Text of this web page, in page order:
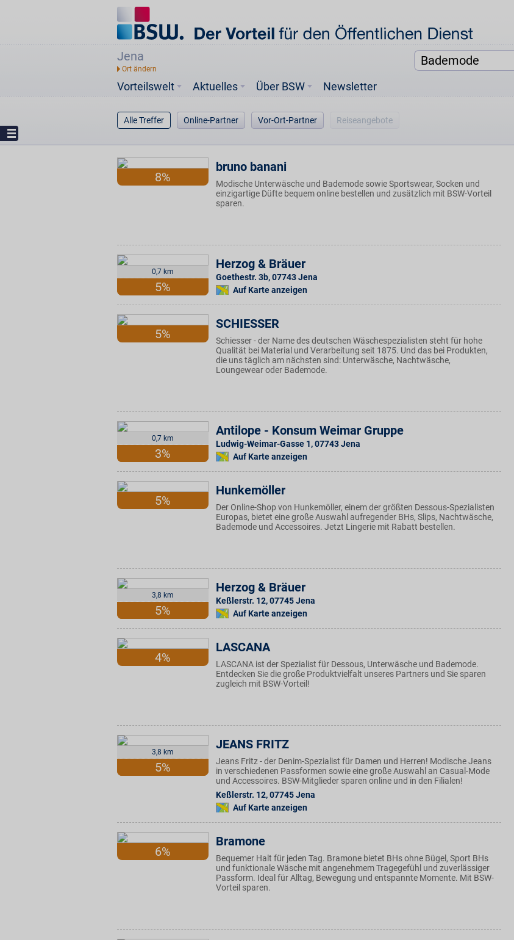
Jena
Vorteilswelt Aktuelles Über BSW Newsletter
Alle Treffer Online-Partner Vor-Ort-Partner Reiseangebote
8%
bruno banani
Modische Unterwäsche und Bademode sowie Sportswear, Socken und
einzigartige Düfte bequem online bestellen und zusätzlich mit BSW-Vorteil
sparen.
0,7 km
5%
Herzog & Bräuer
Goethestr. 3b,07743Jena
Auf Karte anzeigen
5%
SCHIESSER
Schiesser - der Name des deutschen Wäschespezialisten steht für hohe
Qualität bei Material und Verarbeitung seit 1875. Und das bei Produkten,
die uns täglich am nächsten sind: Unterwäsche, Nachtwäsche,
Loungewear oder Bademode.
0,7 km
3%
Antilope - Konsum Weimar Gruppe
Ludwig-Weimar-Gasse 1,07743Jena
Auf Karte anzeigen
5%
Hunkemöller
Der Online-Shop von Hunkemöller, einem der größten Dessous-Spezialisten
Europas, bietet eine große Auswahl aufregender BHs, Slips, Nachtwäsche,
Bademode und Accessoires. Jetzt Lingerie mit Rabatt bestellen.
3,8 km
5%
Herzog & Bräuer
Keßlerstr. 12,07745Jena
Auf Karte anzeigen
4%
LASCANA
LASCANA ist der Spezialist für Dessous, Unterwäsche und Bademode.
Entdecken Sie die große Produktvielfalt unseres Partners und Sie sparen
zugleich mit BSW-Vorteil!
3,8 km
5%
JEANS FRITZ
Jeans Fritz - der Denim-Spezialist für Damen und Herren! Modische Jeans
in verschiedenen Passformen sowie eine große Auswahl an Casual-Mode
und Accessoires. BSW-Mitglieder sparen online und in den Filialen!
Keßlerstr. 12,07745Jena
Auf Karte anzeigen
6%
Bramone
Bequemer Halt für jeden Tag. Bramone bietet BHs ohne Bügel, Sport BHs
und funktionale Wäsche mit angenehmem Tragegefühl und zuverlässiger
Passform. Ideal für Alltag, Bewegung und entspannte Momente. Mit BSW-
Vorteil sparen.